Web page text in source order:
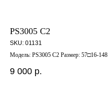
PS3005 C2
SKU: 01131
Модель: PS3005 C2 Размер: 57□16-148
9 000 р.